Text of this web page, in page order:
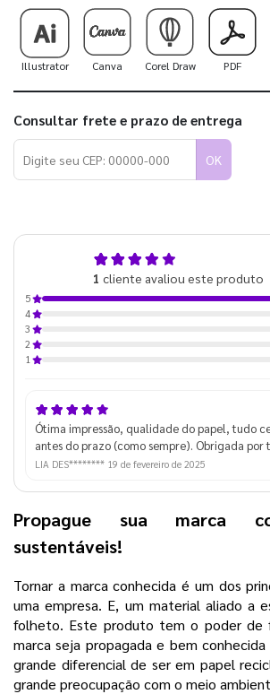
Illustrator Canva Corel Draw PDF
Consultar frete e prazo de entrega
OK
1 cliente avaliou este produto
5
4
3
2
1
Ótima impressão, qualidade do papel, tudo
antes do prazo (como sempre). Obrigada por
LIA DES******** 19 de fevereiro de 2025
Propague sua marca
sustentáveis!
Tornar a marca conhecida é um dos
uma empresa. E, um material aliado a
folheto. Este produto tem o poder de
marca seja propagada e bem
grande diferencial de ser em papel
grande preocupação com o meio